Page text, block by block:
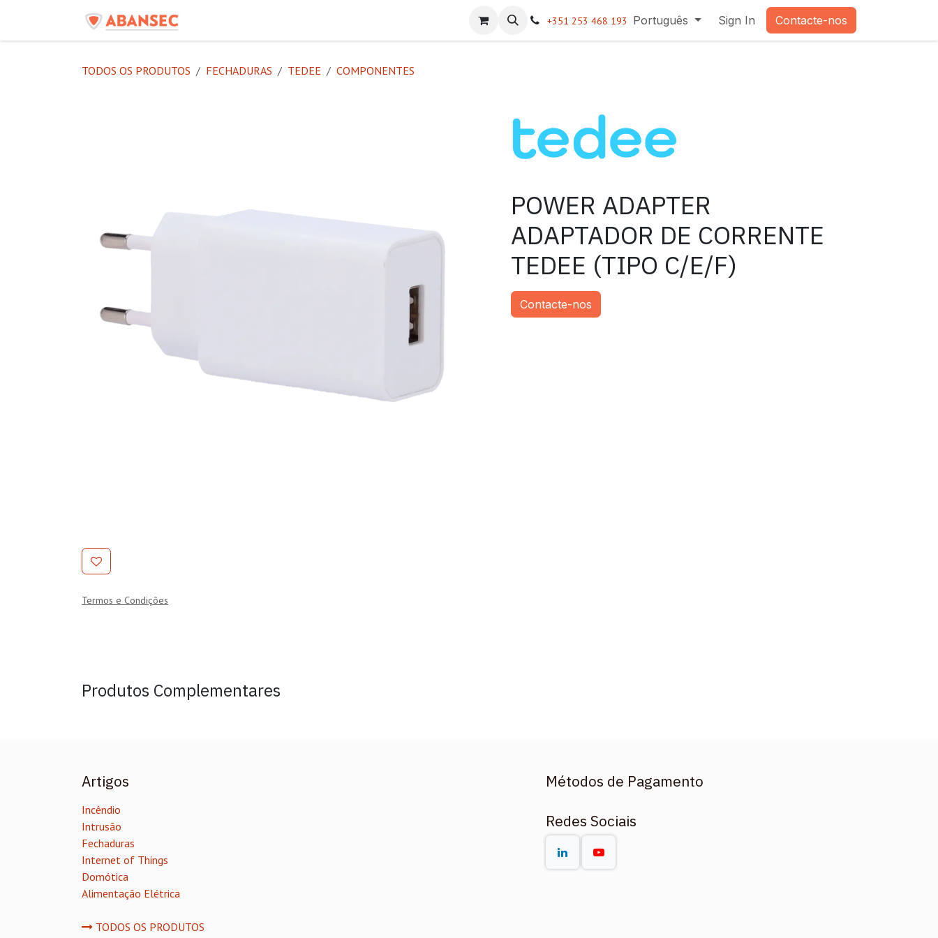
Helpdesk +351 253 468 193 Português Sign In Contacte-nos
TODOS OS PRODUTOS FECHADURAS TEDEE COMPONENTES
Termos e Condições
POWER ADAPTER
ADAPTADOR DE CORRENTE
TEDEE (TIPO C/E/F)
Contacte-nos
Produtos Complementares
Artigos
Incêndio
Intrusão
Fechaduras
Internet of Things
Domótica
Alimentação Elétrica
TODOS OS PRODUTOS
Métodos de Pagamento
Redes Sociais